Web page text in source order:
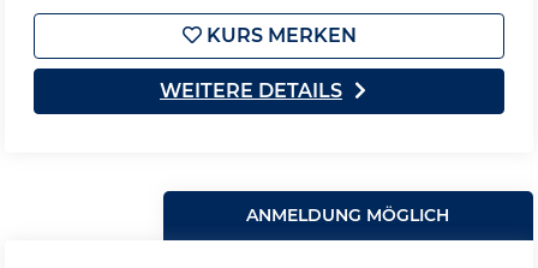
KURS MERKEN
WEITERE DETAILS
ANMELDUNG MÖGLICH